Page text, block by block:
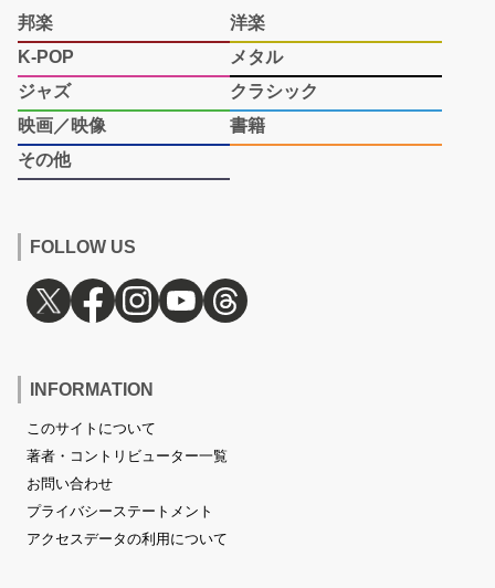
邦楽
洋楽
K-POP
メタル
ジャズ
クラシック
映画／映像
書籍
その他
FOLLOW US
INFORMATION
このサイトについて
著者・コントリビューター一覧
お問い合わせ
プライバシーステートメント
アクセスデータの利用について